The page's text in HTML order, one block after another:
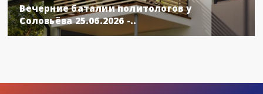
Вечерние баталии политологов у
Соловьёва 25.06.2026 -..